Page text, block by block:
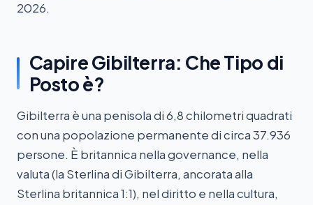
2026.
Capire Gibilterra: Che Tipo di
Posto è?
Gibilterra è una penisola di 6,8 chilometri quadrati
con una popolazione permanente di circa 37.936
persone. È britannica nella governance, nella
valuta (la Sterlina di Gibilterra, ancorata alla
Sterlina britannica 1:1), nel diritto e nella cultura,